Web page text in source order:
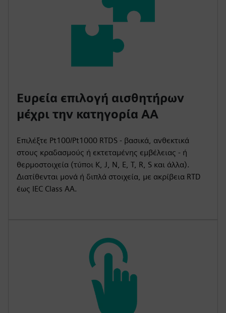
Ευρεία επιλογή αισθητήρων
μέχρι την κατηγορία AA
Επιλέξτε Pt100/Pt1000 RTDS - βασικά, ανθεκτικά
στους κραδασμούς ή εκτεταμένης εμβέλειας - ή
θερμοστοιχεία (τύποι K, J, N, E, T, R, S και άλλα).
Διατίθενται μονά ή διπλά στοιχεία, με ακρίβεια RTD
έως IEC Class AA.